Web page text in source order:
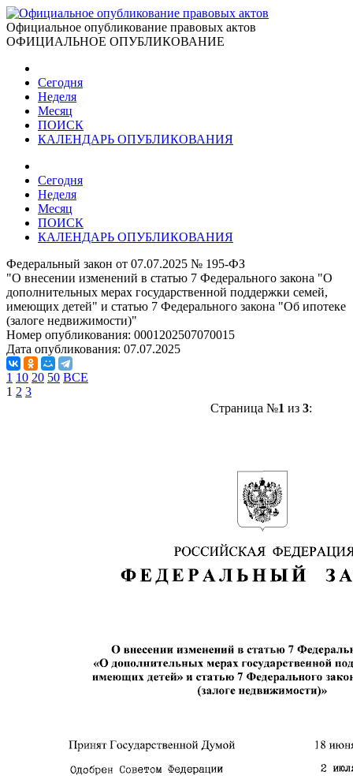
Официальное опубликование правовых актов
ОФИЦИАЛЬНОЕ ОПУБЛИКОВАНИЕ
Сегодня
Неделя
Месяц
ПОИСК
КАЛЕНДАРЬ ОПУБЛИКОВАНИЯ
Сегодня
Неделя
Месяц
ПОИСК
КАЛЕНДАРЬ ОПУБЛИКОВАНИЯ
Федеральный закон от 07.07.2025 № 195-ФЗ
"О внесении изменений в статью 7 Федерального закона "О
дополнительных мерах государственной поддержки семей,
имеющих детей" и статью 7 Федерального закона "Об ипотеке
(залоге недвижимости)"
Номер опубликования: 0001202507070015
Дата опубликования: 07.07.2025
1 10 20 50 ВСЕ
1 2 3
Страница №1 из 3: